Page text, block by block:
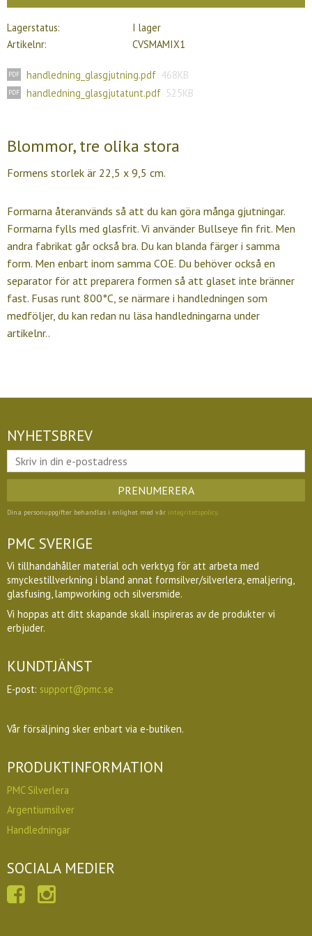
Lagerstatus
I lager
Artikelnr
CVSMAMIX1
handledning_glasgjutning.pdf 468KB
handledning_glasgjutatunt.pdf 525KB
Blommor, tre olika stora
Formens storlek är 22,5 x 9,5 cm.
Formarna återanvänds så att du kan göra många gjutningar.
Formarna fylls med glasfrit. Vi använder Bullseye fin frit. Men
andra fabrikat går också bra. Du kan blanda färger i samma
form. Men enbart inom samma COE. Du behöver också en
separator för att preparera formen så att glaset inte bränner
fast. Fusas runt 800°C, se närmare i handledningen som
medföljer, du kan redan nu läsa handledningarna under
artikelnr..
NYHETSBREV
PRENUMERERA
Dina personuppgifter behandlas i enlighet med vår integritetspolicy.
PMC SVERIGE
Vi tillhandahåller material och verktyg för att arbeta med
smyckestillverkning i bland annat formsilver/silverlera, emaljering,
glasfusing, lampworking och silversmide.
Vi hoppas att ditt skapande skall inspireras av de produkter vi
erbjuder.
KUNDTJÄNST
E-post: support@pmc.se
Vår försäljning sker enbart via e-butiken.
PRODUKTINFORMATION
PMC Silverlera
Argentiumsilver
Handledningar
SOCIALA MEDIER